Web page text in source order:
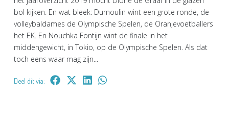
bol kijken. En wat bleek: Dumoulin wint een grote ronde, de
volleybaldames de Olympische Spelen, de Oranjevoetballers
het EK. En Nouchka Fontijn wint de finale in het
middengewicht, in Tokio, op de Olympische Spelen. Als dat
toch eens waar mag zijn...
Deel dit via: